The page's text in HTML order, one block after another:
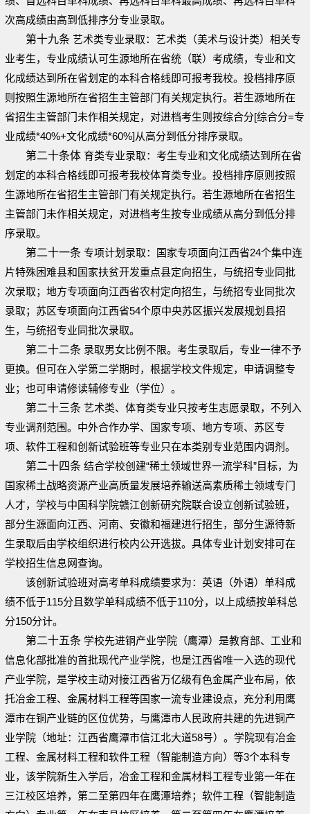
次高成绩由高到低排序分专业录取。
第十九条 艺术类专业录取：艺术类（美术与设计类）相关专
业考生，专业成绩认可生源地所在省统（联）考成绩，专业和文
化成绩达到所在省划定的本科合格线即可报考我校。投档排序原
则按照生源地所在省招生主管部门有关规定执行。若生源地所在
省招生主管部门未作相关规定，对进档考生则按综合分[综合分=专
业成绩*40%+文化成绩*60%]从高分到低分排序录取。
第二十条体 育类专业录取：考生专业和文化成绩达到所在省
划定的本科合格线即可报考我校体育类专业。投档排序原则按照
生源地所在省招生主管部门有关规定执行。若生源地所在省招生
主管部门未作相关规定，对进档考生按专业成绩从高分到低分排
序录取。
第二十一条 专项计划录取：国家专项面向江西省24个集中连
片特殊困难县和国家扶贫开发重点县定向招生，与统招专业同批
次录取；地方专项面向江西省农村定向招生，与统招专业同批次
录取；苏区专项面向江西省54个原中央苏区振兴发展规划县招
生，与统招专业同批次录取。
第二十二条 录取男女比例不限。考生录取后，专业一律不予
更换。但可在入学第二学期时，根据学校文件规定，申请调整专
业；也可申请修读辅修专业（学位）。
第二十三条 艺术类、体育类专业只按考生志愿录取，不列入
专业调剂范围。中外合作办学、国家专项、地方专项、苏区专
项、软件工程和创新试验班等专业只在本类别专业范围内调剂。
第二十四条 结合学校创建“稀土领域世界一流学科”目标，为
国家稀土战略资源产业高质量发展培养输送高素质稀土领域专门
人才，学校与中国科学院赣江创新研究院联合设立创新试验班，
部分生源面向江西、河南、安徽和福建进行招生，部分生源待新
生录取后由学校组织进行校内公开选拔。具体专业计划安排可在
学校招生信息网查询。
该创新试验班对高考单科成绩要求为：英语（外语）单科成
绩不低于115分且数学单科成绩不低于110分，以上成绩按单科总
分150分计。
第二十五条 学校先进铜产业学院（鹰潭）是教育部、工业和
信息化部批准的首批现代产业学院，也是江西省唯一入选的现代
产业学院，是学校主动对接江西省万亿级有色金属产业布局，依
托冶金工程、金属材料工程等国家一流专业建设点，充分利用鹰
潭市在铜产业链的区位优势，与鹰潭市人民政府共建的先进铜产
业学院（地址：江西省鹰潭市信江北大道58号）。学院现有冶金
工程、金属材料工程和软件工程（智能制造方向）等3个本科专
业，该学院新生入学后，冶金工程和金属材料工程专业第一年在
三江校区培养，第二至第四年在鹰潭培养；软件工程（智能制造